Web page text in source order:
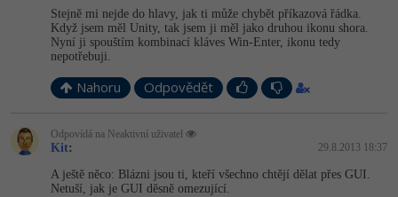
Photoshop -80%
Adobe Illustrator
Adobe Lightroom -30%
-15%
Adobe InDesign -25%
Kariéra
Pro firmy
Stejně mi nejde do hlavy, jak ti může chybět příkazová řádka.
Když jsem měl Unity, tak jsem ji měl jako druhou ikonu shora.
Nyní ji spouštím kombinací kláves Win-Enter, ikonu tedy
nepotřebuji.
Nahoru Odpovědět
Odpovídá na Neaktivní uživatel
Kit: 29.8.2013 18:37
A ještě něco: Blázni jsou ti, kteří všechno chtějí dělat přes GUI.
Netuší, jak je GUI děsně omezující.